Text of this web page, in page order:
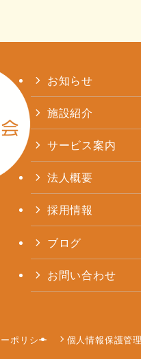
お知らせ
施設紹介
サービス案内
法人概要
採用情報
ブログ
お問い合わせ
ポリシー 個人情報保護管